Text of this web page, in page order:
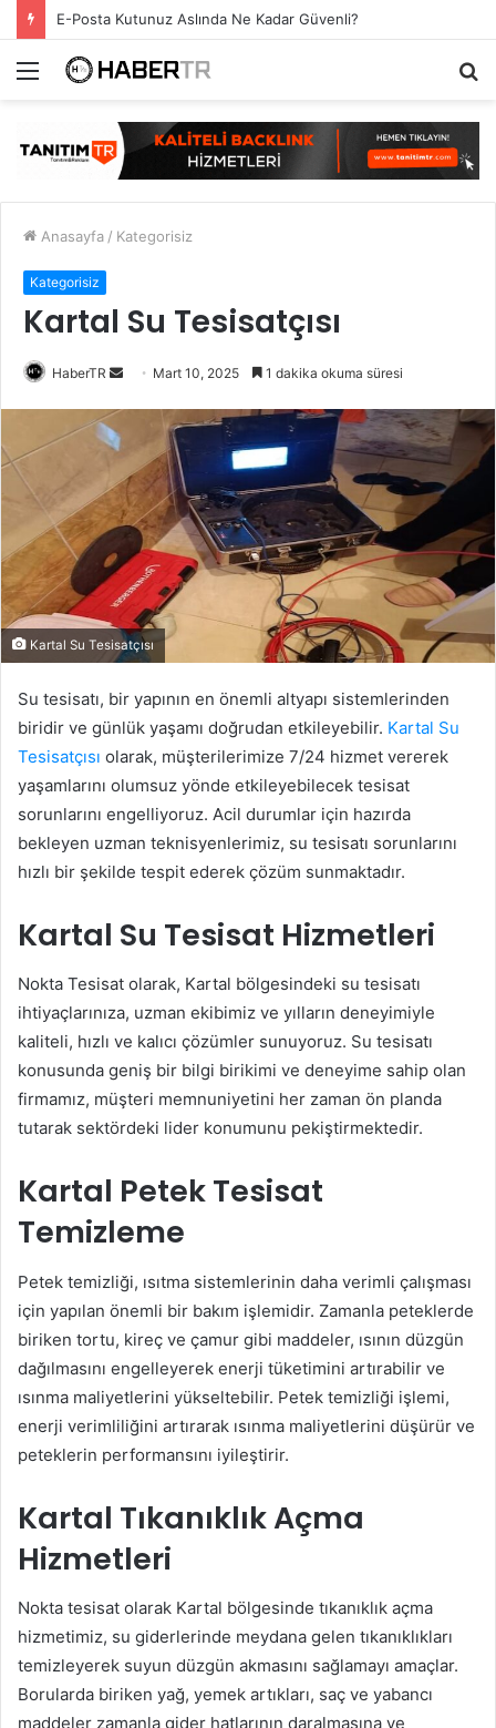
E-Posta Kutunuz Aslında Ne Kadar Güvenli?
Menü
Anasayfa / Kategorisiz
Kategorisiz
Kartal Su Tesisatçısı
HaberTR
Bir
göndermek
Mart 10, 2025 1 dakika okuma süresi
Kartal Su Tesisatçısı
Su tesisatı, bir yapının en önemli altyapı sistemlerinden
biridir ve günlük yaşamı doğrudan etkileyebilir. Kartal Su
Tesisatçısı olarak, müşterilerimize 7/24 hizmet vererek
yaşamlarını olumsuz yönde etkileyebilecek tesisat
sorunlarını engelliyoruz. Acil durumlar için hazırda
bekleyen uzman teknisyenlerimiz, su tesisatı sorunlarını
hızlı bir şekilde tespit ederek çözüm sunmaktadır.
Kartal Su Tesisat Hizmetleri
Nokta Tesisat olarak, Kartal bölgesindeki su tesisatı
ihtiyaçlarınıza, uzman ekibimiz ve yılların deneyimiyle
kaliteli, hızlı ve kalıcı çözümler sunuyoruz. Su tesisatı
konusunda geniş bir bilgi birikimi ve deneyime sahip olan
firmamız, müşteri memnuniyetini her zaman ön planda
tutarak sektördeki lider konumunu pekiştirmektedir.
Kartal Petek Tesisat
Temizleme
Petek temizliği, ısıtma sistemlerinin daha verimli çalışması
için yapılan önemli bir bakım işlemidir. Zamanla peteklerde
biriken tortu, kireç ve çamur gibi maddeler, ısının düzgün
dağılmasını engelleyerek enerji tüketimini artırabilir ve
ısınma maliyetlerini yükseltebilir. Petek temizliği işlemi,
enerji verimliliğini artırarak ısınma maliyetlerini düşürür ve
peteklerin performansını iyileştirir.
Kartal Tıkanıklık Açma
Hizmetleri
Nokta tesisat olarak Kartal bölgesinde tıkanıklık açma
hizmetimiz, su giderlerinde meydana gelen tıkanıklıkları
temizleyerek suyun düzgün akmasını sağlamayı amaçlar.
Borularda biriken yağ, yemek artıkları, saç ve yabancı
maddeler zamanla gider hatlarının daralmasına ve